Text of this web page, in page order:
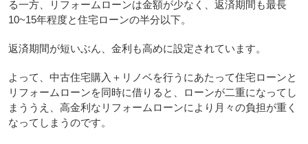
る一方、リフォームローンは金額が少なく、返済期間も最長
10~15年程度と住宅ローンの半分以下。
返済期間が短いぶん、金利も高めに設定されています。
よって、中古住宅購入＋リノベを行うにあたって住宅ローンと
リフォームローンを同時に借りると、ローンが二重になってし
まううえ、高金利なリフォームローンにより月々の負担が重く
なってしまうのです。